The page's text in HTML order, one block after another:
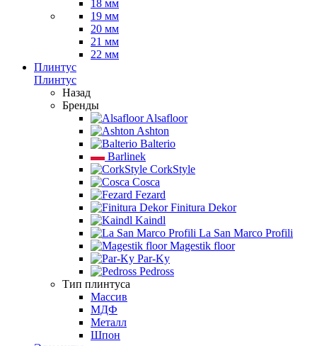
18 мм
19 мм
20 мм
21 мм
22 мм
Плинтус
Плинтус
Назад
Бренды
Alsafloor
Ashton
Balterio
Barlinek
CorkStyle
Cosca
Fezard
Finitura Dekor
Kaindl
La San Marco Profili
Magestik floor
Par-Ky
Pedross
Тип плинтуса
Массив
МДФ
Металл
Шпон